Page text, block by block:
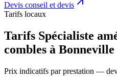
Devis conseil et devis
Tarifs locaux
Tarifs Spécialiste
combles à Bonneville
Prix indicatifs par prestation —